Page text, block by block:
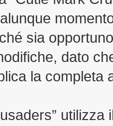
sia
dato
la completa
utilizza